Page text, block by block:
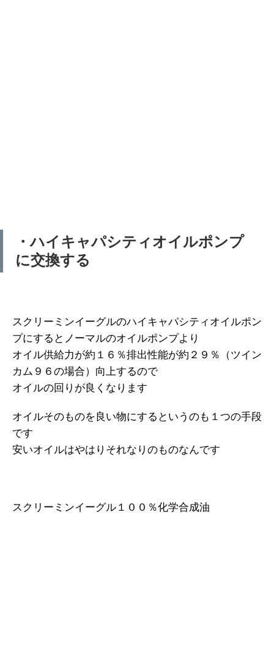
・ハイキャパシティオイルポンプ
に交換する
スクリーミンイーグルのハイキャパシティオイルポン
プにするとノーマルのオイルポンプより
オイル供給力が約１６％排出性能が約２９％（ツイン
カム９６の場合）向上するので
オイルの回りが良くなります
オイルそのものを良い物にするというのも１つの手段
です
安いオイルはやはりそれなりのものなんです
スクリーミンイーグル１００％化学合成油